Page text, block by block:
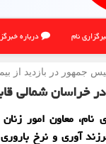
نام درباره
جمهور در بازدید از
در خراسان شمالی
نام، معاون امور
آوری و نرخ